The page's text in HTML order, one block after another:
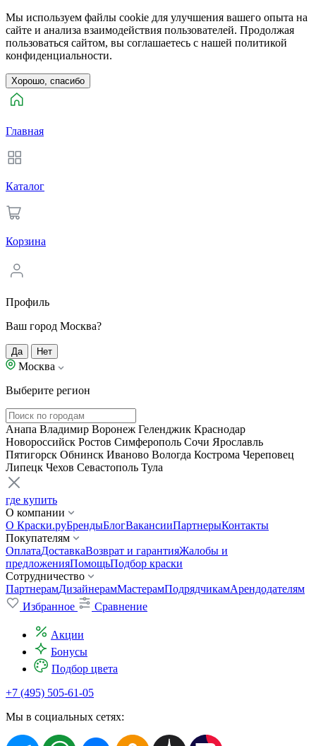
Мы используем файлы cookie для улучшения вашего опыта на
сайте и анализа взаимодействия пользователей. Продолжая
пользоваться сайтом, вы соглашаетесь с нашей политикой
конфиденциальности.
Хорошо, спасибо
Главная
Каталог
Корзина
Профиль
Ваш город Москва?
Да Нет
Москва
Выберите регион
Анапа Владимир Воронеж Геленджик Краснодар
Новороссийск Ростов Симферополь Сочи Ярославль
Пятигорск Обнинск Иваново Вологда Кострома Череповец
Липецк Чехов Севастополь Тула
где купить
О компании
О Краски.руБрендыБлогВакансииПартнерыКонтакты
Покупателям
ОплатаДоставкаВозврат и гарантияЖалобы и
предложенияПомощьПодбор краски
Сотрудничество
ПартнерамДизайнерамМастерамПодрядчикамАрендодателям
Избранное
Сравнение
Акции
Бонусы
Подбор цвета
+7 (495) 505-61-05
Мы в социальных сетях: